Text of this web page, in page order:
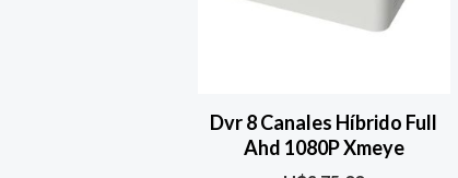
Dvr 8 Canales Híbrido Full
Ahd 1080P Xmeye